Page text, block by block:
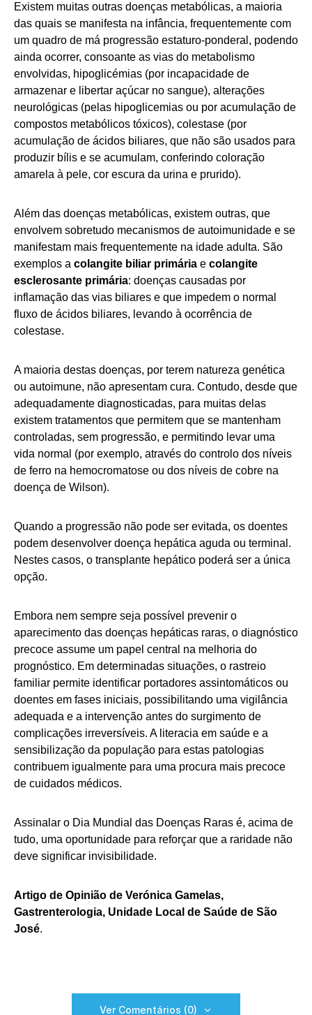
Existem muitas outras doenças metabólicas, a maioria
das quais se manifesta na infância, frequentemente com
um quadro de má progressão estaturo-ponderal, podendo
ainda ocorrer, consoante as vias do metabolismo
envolvidas, hipoglicémias (por incapacidade de
armazenar e libertar açúcar no sangue), alterações
neurológicas (pelas hipoglicemias ou por acumulação de
compostos metabólicos tóxicos), colestase (por
acumulação de ácidos biliares, que não são usados para
produzir bílis e se acumulam, conferindo coloração
amarela à pele, cor escura da urina e prurido).
Além das doenças metabólicas, existem outras, que
envolvem sobretudo mecanismos de autoimunidade e se
manifestam mais frequentemente na idade adulta. São
exemplos a colangite biliar primária e colangite
esclerosante primária: doenças causadas por
inflamação das vias biliares e que impedem o normal
fluxo de ácidos biliares, levando à ocorrência de
colestase.
A maioria destas doenças, por terem natureza genética
ou autoimune, não apresentam cura. Contudo, desde que
adequadamente diagnosticadas, para muitas delas
existem tratamentos que permitem que se mantenham
controladas, sem progressão, e permitindo levar uma
vida normal (por exemplo, através do controlo dos níveis
de ferro na hemocromatose ou dos níveis de cobre na
doença de Wilson).
Quando a progressão não pode ser evitada, os doentes
podem desenvolver doença hepática aguda ou terminal.
Nestes casos, o transplante hepático poderá ser a única
opção.
Embora nem sempre seja possível prevenir o
aparecimento das doenças hepáticas raras, o diagnóstico
precoce assume um papel central na melhoria do
prognóstico. Em determinadas situações, o rastreio
familiar permite identificar portadores assintomáticos ou
doentes em fases iniciais, possibilitando uma vigilância
adequada e a intervenção antes do surgimento de
complicações irreversíveis. A literacia em saúde e a
sensibilização da população para estas patologias
contribuem igualmente para uma procura mais precoce
de cuidados médicos.
Assinalar o Dia Mundial das Doenças Raras é, acima de
tudo, uma oportunidade para reforçar que a raridade não
deve significar invisibilidade.
Artigo de Opinião de Verónica Gamelas,
Gastrenterologia, Unidade Local de Saúde de São
José.
Ver Comentários (0)